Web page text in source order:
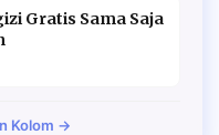
Gratis Sama Saja
Kolom →